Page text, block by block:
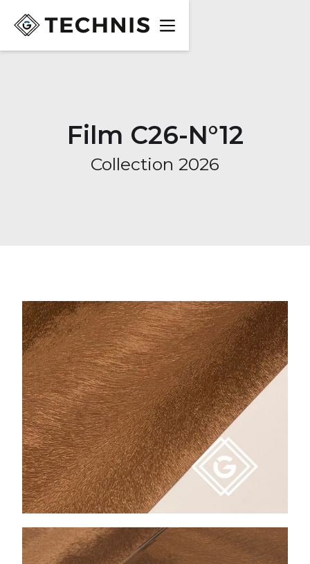
Film C26-N°12
Collection 2026